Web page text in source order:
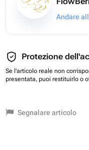
Andare
Protezione
Se l'articolo reale non
presentata, puoi restituirlo o
Segnalare articolo